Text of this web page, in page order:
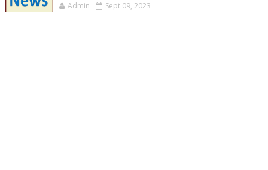
Admin Sept 09, 2023